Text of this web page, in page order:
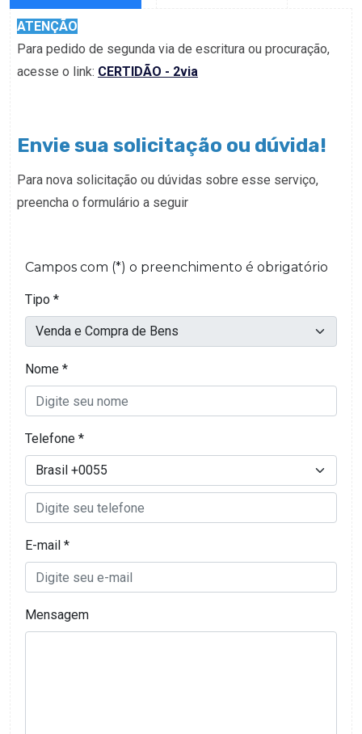
ATENÇÃO
Para pedido de segunda via de escritura ou procuração,
acesse o link: CERTIDÃO - 2via
Envie sua solicitação ou dúvida!
Para nova solicitação ou dúvidas sobre esse serviço,
preencha o formulário a seguir